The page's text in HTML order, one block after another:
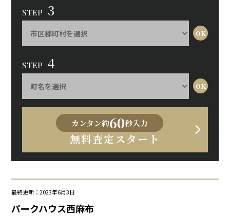
STEP 3
STEP 4
カンタン約60秒入力
無料査定スタート
最終更新：2023年6月3日
パークハウス西麻布